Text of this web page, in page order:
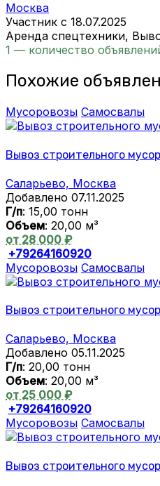
Москва
Участник с 18.07.2025
Аренда спецтехники,
1 — количество
Похожие
Мусоровозы Самосвалы
Вывоз строительного
Саларьево, Москва
Добавлено 07.11.2025
Г/п: 15,00 тонн
Объем: 20,00 м³
от 28 000 ₽
+79264160920
Мусоровозы Самосвалы
Вывоз строительного
Саларьево, Москва
Добавлено 05.11.2025
Г/п: 20,00 тонн
Объем: 20,00 м³
от 25 000 ₽
+79264160920
Мусоровозы Самосвалы
Вывоз строительного